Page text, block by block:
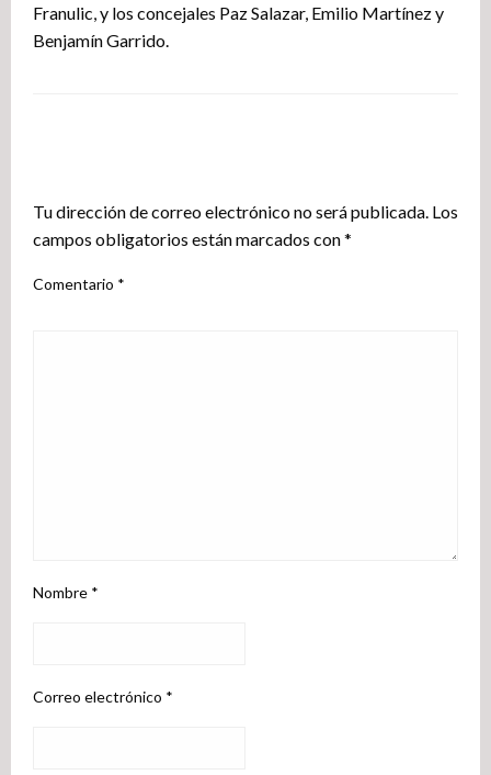
Franulic, y los concejales Paz Salazar, Emilio Martínez y
Benjamín Garrido.
Tu dirección de correo electrónico no será publicada. Los
campos obligatorios están marcados con*
Comentario *
Nombre *
Correo electrónico *